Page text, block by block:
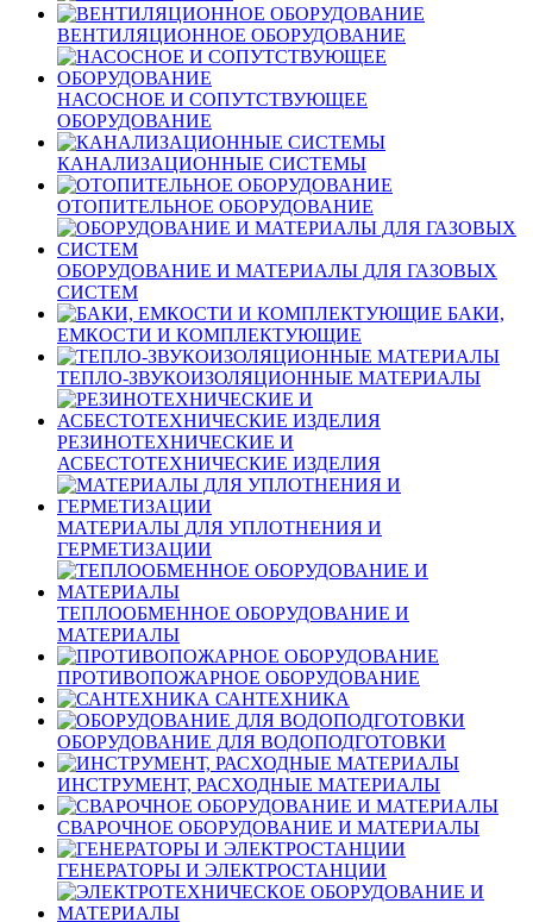
ВЕНТИЛЯЦИОННОЕ ОБОРУДОВАНИЕ
НАСОСНОЕ И СОПУТСТВУЮЩЕЕ
ОБОРУДОВАНИЕ
КАНАЛИЗАЦИОННЫЕ СИСТЕМЫ
ОТОПИТЕЛЬНОЕ ОБОРУДОВАНИЕ
ОБОРУДОВАНИЕ И МАТЕРИАЛЫ ДЛЯ ГАЗОВЫХ
СИСТЕМ
БАКИ,
ЕМКОСТИ И КОМПЛЕКТУЮЩИЕ
ТЕПЛО-ЗВУКОИЗОЛЯЦИОННЫЕ МАТЕРИАЛЫ
РЕЗИНОТЕХНИЧЕСКИЕ И
АСБЕСТОТЕХНИЧЕСКИЕ ИЗДЕЛИЯ
МАТЕРИАЛЫ ДЛЯ УПЛОТНЕНИЯ И
ГЕРМЕТИЗАЦИИ
ТЕПЛООБМЕННОЕ ОБОРУДОВАНИЕ И
МАТЕРИАЛЫ
ПРОТИВОПОЖАРНОЕ ОБОРУДОВАНИЕ
САНТЕХНИКА
ОБОРУДОВАНИЕ ДЛЯ ВОДОПОДГОТОВКИ
ИНСТРУМЕНТ, РАСХОДНЫЕ МАТЕРИАЛЫ
СВАРОЧНОЕ ОБОРУДОВАНИЕ И МАТЕРИАЛЫ
ГЕНЕРАТОРЫ И ЭЛЕКТРОСТАНЦИИ